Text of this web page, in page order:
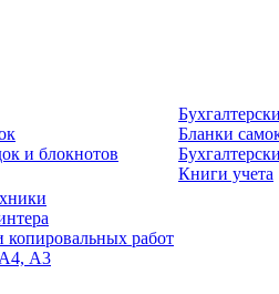
и блокнотов
Бланки
Книги учета
копировальных работ
А4, А3